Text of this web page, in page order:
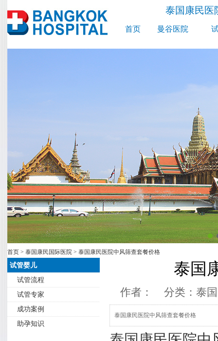
泰国康民医
首页 曼谷医院
首页 > 泰国康民国际医院 > 泰国康民医院中风筛查套餐价格
试管婴儿
试管流程
试管专家
成功案例
助孕知识
泰国
作者： 分类： 泰
泰国康民医院中风筛查套餐价格